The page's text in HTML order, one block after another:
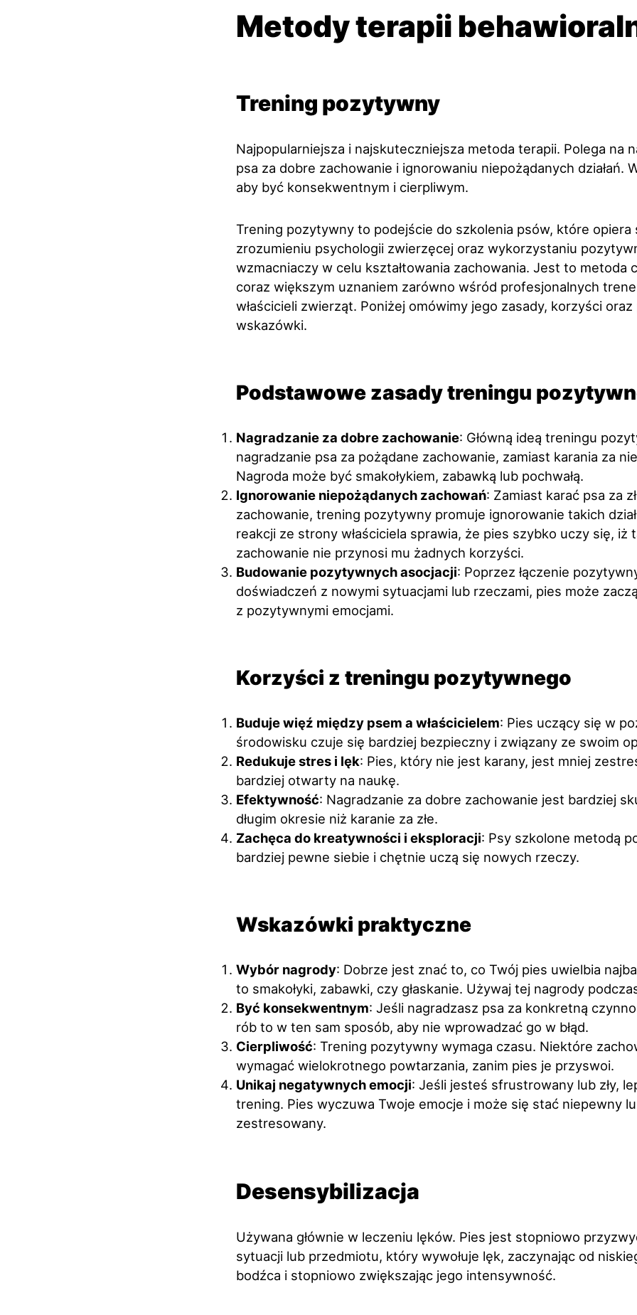
Metody terapii
Trening pozytywny
Najpopularniejsza i najskuteczniejsza metoda terapii. Polega na
psa za dobre zachowanie i ignorowaniu niepożądanych działań.
aby być konsekwentnym i cierpliwym.
Trening pozytywny to podejście do szkolenia psów, które opiera
zrozumieniu psychologii zwierzęcej oraz wykorzystaniu
wzmacniaczy w celu kształtowania zachowania. Jest to metoda
coraz większym uznaniem zarówno wśród profesjonalnych
właścicieli zwierząt. Poniżej omówimy jego zasady, korzyści
wskazówki.
Podstawowe zasady treningu
Nagradzanie za dobre zachowanie: Główną ideą treningu
nagradzanie psa za pożądane zachowanie, zamiast karania za
Nagroda może być smakołykiem, zabawką lub pochwałą.
Ignorowanie niepożądanych zachowań: Zamiast karać psa za
zachowanie, trening pozytywny promuje ignorowanie takich
reakcji ze strony właściciela sprawia, że pies szybko uczy się, iż
zachowanie nie przynosi mu żadnych korzyści.
Budowanie pozytywnych asocjacji: Poprzez łączenie
doświadczeń z nowymi sytuacjami lub rzeczami, pies może
z pozytywnymi emocjami.
Korzyści z treningu pozytywnego
Buduje więź między psem a właścicielem: Pies uczący się w
środowisku czuje się bardziej bezpieczny i związany ze swoim
Redukuje stres i lęk: Pies, który nie jest karany, jest mniej
bardziej otwarty na naukę.
Efektywność: Nagradzanie za dobre zachowanie jest bardziej
długim okresie niż karanie za złe.
Zachęca do kreatywności i eksploracji: Psy szkolone metodą
bardziej pewne siebie i chętnie uczą się nowych rzeczy.
Wskazówki praktyczne
Wybór nagrody: Dobrze jest znać to, co Twój pies uwielbia
to smakołyki, zabawki, czy głaskanie. Używaj tej nagrody
Być konsekwentnym: Jeśli nagradzasz psa za konkretną
rób to w ten sam sposób, aby nie wprowadzać go w błąd.
Cierpliwość: Trening pozytywny wymaga czasu. Niektóre
wymagać wielokrotnego powtarzania, zanim pies je przyswoi.
Unikaj negatywnych emocji: Jeśli jesteś sfrustrowany lub zły,
trening. Pies wyczuwa Twoje emocje i może się stać niepewny
zestresowany.
Desensybilizacja
Używana głównie w leczeniu lęków. Pies jest stopniowo
sytuacji lub przedmiotu, który wywołuje lęk, zaczynając od
bodźca i stopniowo zwiększając jego intensywność.